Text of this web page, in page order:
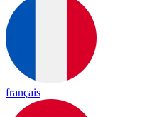
français